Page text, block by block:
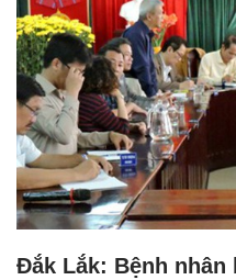
Đắk Lắk: Bệnh